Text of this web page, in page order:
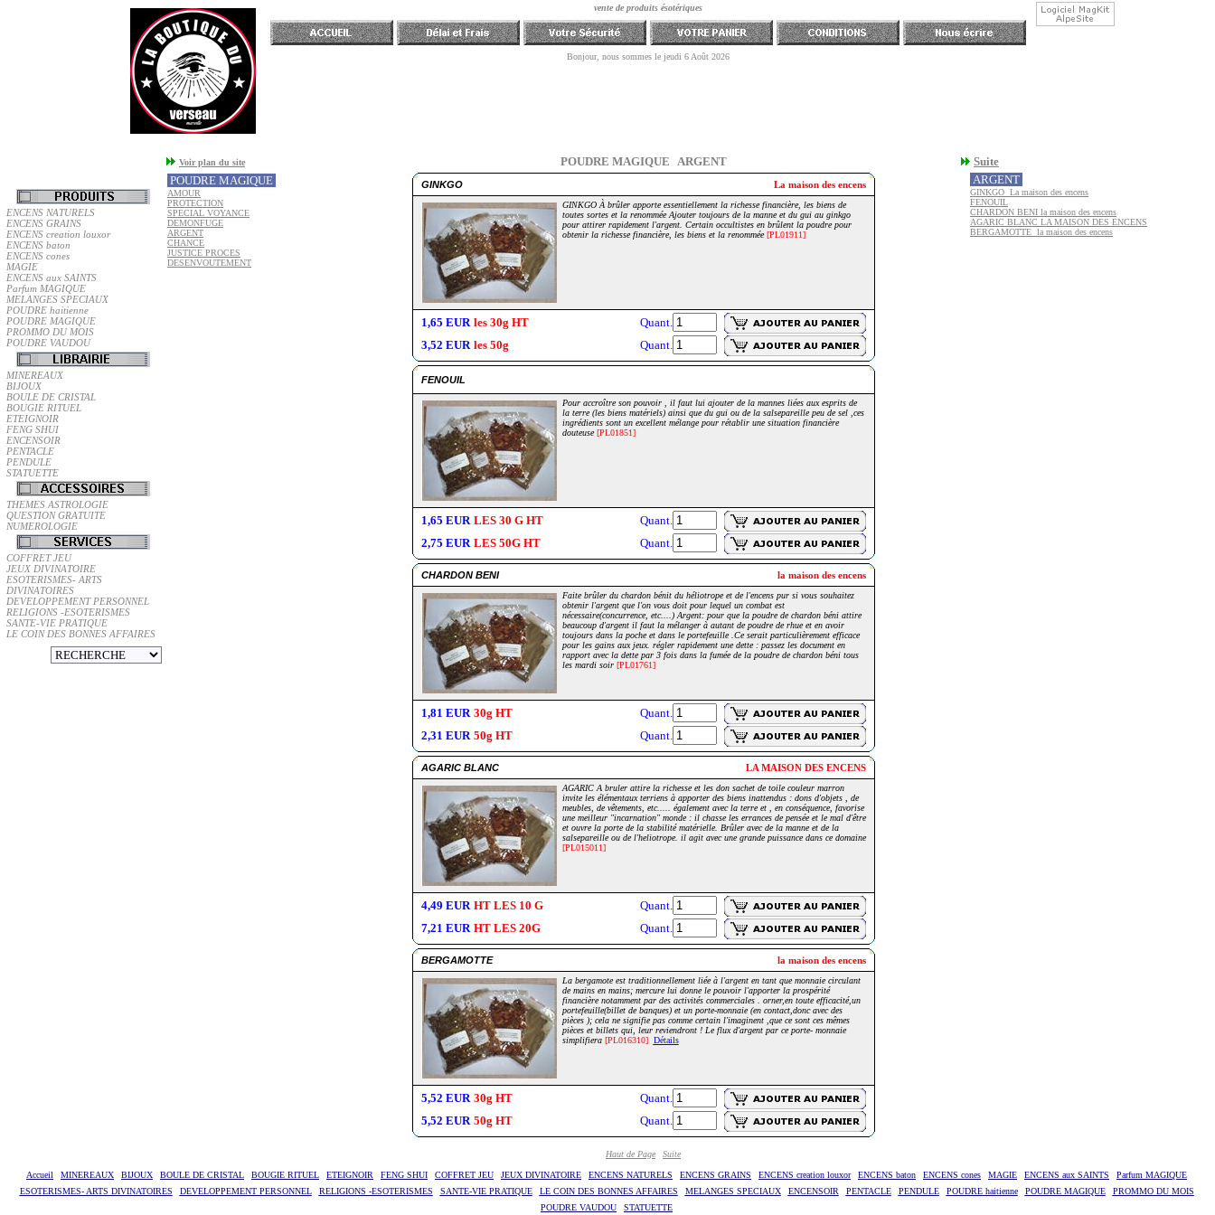
ENCENS NATURELS
ENCENS GRAINS
ENCENS creation louxor
ENCENS baton
ENCENS cones
MAGIE
ENCENS aux SAINTS
Parfum MAGIQUE
MELANGES SPECIAUX
POUDRE haitienne
POUDRE MAGIQUE
PROMMO DU MOIS
POUDRE VAUDOU
MINEREAUX
BIJOUX
BOULE DE CRISTAL
BOUGIE RITUEL
ETEIGNOIR
FENG SHUI
ENCENSOIR
PENTACLE
PENDULE
STATUETTE
THEMES ASTROLOGIE
QUESTION GRATUITE
NUMEROLOGIE
COFFRET JEU
JEUX DIVINATOIRE
ESOTERISMES- ARTS
DIVINATOIRES
DEVELOPPEMENT PERSONNEL
RELIGIONS -ESOTERISMES
SANTE-VIE PRATIQUE
LE COIN DES BONNES AFFAIRES
Voir plan du site POUDRE MAGIQUE ARGENT
Suite
POUDRE MAGIQUE
AMOUR
PROTECTION
SPECIAL VOYANCE
DEMONFUGE
ARGENT
CHANCE
JUSTICE PROCES
DESENVOUTEMENT
GINKGO La maison des encens
GINKGO À brûler apporte essentiellement la richesse financière, les biens de
toutes sortes et la renommée Ajouter toujours de la manne et du gui au ginkgo
pour attirer rapidement l'argent. Certain occultistes en brûlent la poudre pour
obtenir la richesse financière, les biens et la renommée[PL01911]
1,65 EUR les 30g HT
Quant.
3,52 EUR les 50g Quant.
FENOUIL
Pour accroître son pouvoir , il faut lui ajouter de la mannes liées aux esprits de
la terre (les biens matériels) ainsi que du gui ou de la salsepareille peu de sel ,ces
ingrédients sont un excellent mélange pour rétablir une situation financière
douteuse[PL01851]
1,65 EUR LES 30 G HT
Quant.
2,75 EUR LES 50G HT Quant.
CHARDON BENI la maison des encens
Faite brûler du chardon bénit du héliotrope et de l'encens pur si vous souhaitez
obtenir l'argent que l'on vous doit pour lequel un combat est
nécessaire(concurrence, etc....) Argent: pour que la poudre de chardon béni attire
beaucoup d'argent il faut la mélanger à autant de poudre de rhue et en avoir
toujours dans la poche et dans le portefeuille .Ce serait particulièrement efficace
pour les gains aux jeux. régler rapidement une dette : passez les document en
rapport avec la dette par 3 fois dans la fumée de la poudre de chardon béni tous
les mardi soir [PL01761]
1,81 EUR 30g HT
Quant.
2,31 EUR 50g HT Quant.
AGARIC BLANC LA MAISON DES ENCENS
AGARIC A bruler attire la richesse et les don sachet de toile couleur marron
invite les élémentaux terriens à apporter des biens inattendus : dons d'objets , de
meubles, de vêtements, etc..... également avec la terre et , en conséquence, favorise
une meilleur "incarnation" monde : il chasse les errances de pensée et le mal d'être
et ouvre la porte de la stabilité matérielle. Brûler avec de la manne et de la
salsepareille ou de l'heliotrope. il agit avec une grande puissance dans ce domaine
[PL015011]
4,49 EUR HT LES 10 G
Quant.
7,21 EUR HT LES 20G Quant.
BERGAMOTTE la maison des encens
La bergamote est traditionnellement liée à l'argent en tant que monnaie circulant
de mains en mains; mercure lui donne le pouvoir l'apporter la prospérité
financière notamment par des activités commerciales . orner,en toute efficacité,un
portefeuille(billet de banques) et un porte-monnaie (en contact,donc avec des
pièces ); cela ne signifie pas comme certain l'imaginent ,que ce sont ces mêmes
pièces et billets qui, leur reviendront ! Le flux d'argent par ce porte- monnaie
simplifiera [PL016310] Détails
5,52 EUR 30g HT
Quant.
5,52 EUR 50g HT Quant.
ARGENT
GINKGO La maison des encens
FENOUIL
CHARDON BENI la maison des encens
AGARIC BLANC LA MAISON DES ENCENS
BERGAMOTTE la maison des encens
Haut de Page Suite
Accueil MINEREAUX BIJOUX BOULE DE CRISTAL BOUGIE RITUEL ETEIGNOIR FENG SHUI COFFRET JEU JEUX DIVINATOIRE ENCENS NATURELS ENCENS GRAINS ENCENS creation louxor ENCENS baton ENCENS cones MAGIE ENCENS aux SAINTS
Parfum MAGIQUE
ESOTERISMES- ARTS DIVINATOIRES
DEVELOPPEMENT PERSONNEL RELIGIONS -ESOTERISMES SANTE-VIE PRATIQUE LE COIN DES BONNES AFFAIRES MELANGES SPECIAUX ENCENSOIR PENTACLE PENDULE POUDRE haitienne POUDRE MAGIQUE
PROMMO DU MOIS
POUDRE VAUDOU
STATUETTE